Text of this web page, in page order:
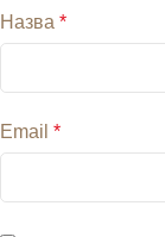
Назва *
Email *